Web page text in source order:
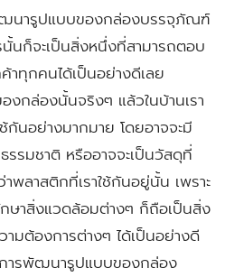
นารูปแบบของกล่องบรรจุภัณฑ์
นั้นก็จะเป็นสิ่งหนึ่งที่สามารถตอบ
าทุกคนได้เป็นอย่างดีเลย
กล่องนั้นจริงๆ แล้วในบ้านเรา
กันอย่างมากมาย โดยอาจจะมี
รรมชาติ หรืออาจจะเป็นวัสดุที่
พลาสติกที่เราใช้กันอยู่นั้น เพราะ
ษาสิ่งแวดล้อมต่างๆ ก็ถือเป็นสิ่ง
มต้องการต่างๆ ได้เป็นอย่างดี
การพัฒนารูปแบบของกล่อง